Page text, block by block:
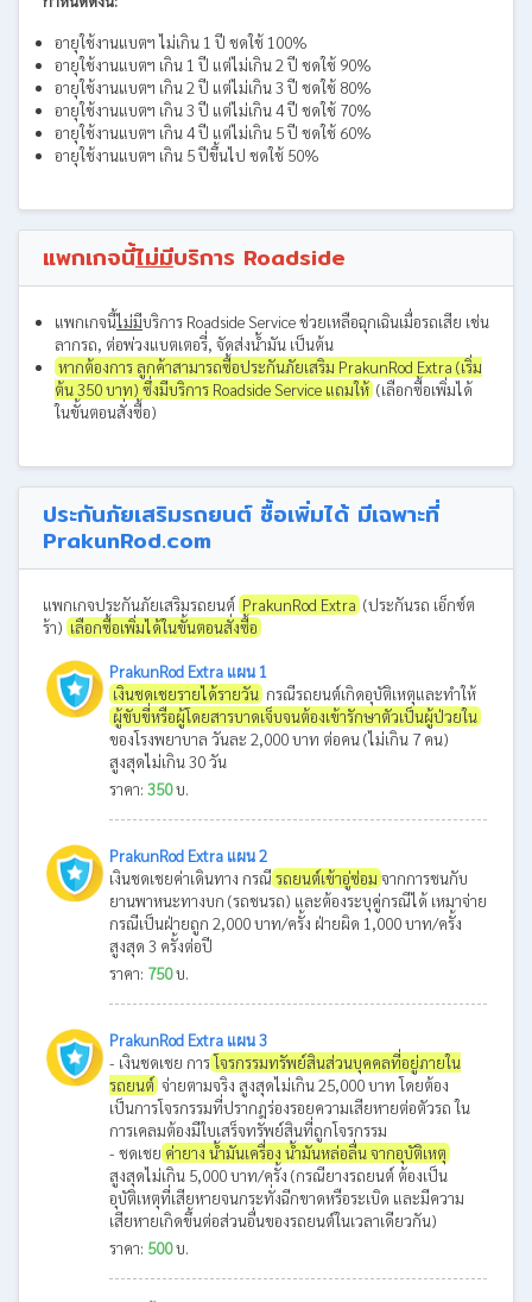
อายุใช้งานแบตฯ ไม่เกิน 1 ปี ชดใช้ 100%
อายุใช้งานแบตฯ เกิน 1 ปี แต่ไม่เกิน 2 ปี ชดใช้ 90%
อายุใช้งานแบตฯ เกิน 2 ปี แต่ไม่เกิน 3 ปี ชดใช้ 80%
อายุใช้งานแบตฯ เกิน 3 ปี แต่ไม่เกิน 4 ปี ชดใช้ 70%
อายุใช้งานแบตฯ เกิน 4 ปี แต่ไม่เกิน 5 ปี ชดใช้ 60%
อายุใช้งานแบตฯ เกิน 5 ปีขึ้นไป ชดใช้ 50%
แพกเกจนี้ไม่มีบริการ Roadside
แพกเกจนี้ไม่มีบริการ Roadside Service ช่วยเหลือฉุกเฉินเมื่อรถเสีย เช่น
ลากรถ, ต่อพ่วงแบตเตอรี่, จัดส่งน้ำมัน เป็นต้น
หากต้องการ ลูกค้าสามารถซื้อประกันภัยเสริม PrakunRod Extra (เริ่ม
ต้น 350 บาท) ซึ่งมีบริการ Roadside Service แถมให้ (เลือกซื้อเพิ่มได้
ในขั้นตอนสั่งซื้อ)
ประกันภัยเสริมรถยนต์ ซื้อเพิ่มได้ มีเฉพาะที่
PrakunRod.com
แพกเกจประกันภัยเสริมรถยนต์ PrakunRod Extra (ประกันรถ เอ็กซ์ต
ร้า) เลือกซื้อเพิ่มได้ในขั้นตอนสั่งซื้อ
PrakunRod Extra แผน 1
เงินชดเชยรายได้รายวัน กรณีรถยนต์เกิดอุบัติเหตุและทำให้
ผู้ขับขี่หรือผู้โดยสารบาดเจ็บจนต้องเข้ารักษาตัวเป็นผู้ป่วยใน
ของโรงพยาบาล วันละ 2,000 บาท ต่อคน (ไม่เกิน 7 คน)
สูงสุดไม่เกิน 30 วัน
ราคา: 350บ.
PrakunRod Extra แผน 2
เงินชดเชยค่าเดินทาง กรณี รถยนต์เข้าอู่ซ่อม จากการชนกับ
ยานพาหนะทางบก (รถชนรถ) และต้องระบุคู่กรณีได้ เหมาจ่าย
กรณีเป็นฝ่ายถูก 2,000 บาท/ครั้ง ฝ่ายผิด 1,000 บาท/ครั้ง
สูงสุด 3 ครั้งต่อปี
ราคา: 750บ.
PrakunRod Extra แผน 3
- เงินชดเชย การโจรกรรมทรัพย์สินส่วนบุคคลที่อยู่ภายใน
รถยนต์ จ่ายตามจริง สูงสุดไม่เกิน 25,000 บาท โดยต้อง
เป็นการโจรกรรมที่ปรากฎร่องรอยความเสียหายต่อตัวรถ ใน
การเคลมต้องมีใบเสร็จทรัพย์สินที่ถูกโจรกรรม
- ชดเชย ค่ายาง น้ำมันเครื่อง น้ำมันหล่อลื่น จากอุบัติเหตุ
สูงสุดไม่เกิน 5,000 บาท/ครั้ง (กรณียางรถยนต์ ต้องเป็น
อุบัติเหตุที่เสียหายจนกระทั่งฉีกขาดหรือระเบิด และมีความ
เสียหายเกิดขึ้นต่อส่วนอื่นของรถยนต์ในเวลาเดียวกัน)
ราคา: 500บ.